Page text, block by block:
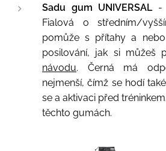
Sadu gum UNIVERSAL-
Fialová o středním/
pomůže s přítahy a
posilování, jak si můžeš
návodu. Černá má
nejmenší, čímž se hodí
se a aktivaci před
těchto gumách.